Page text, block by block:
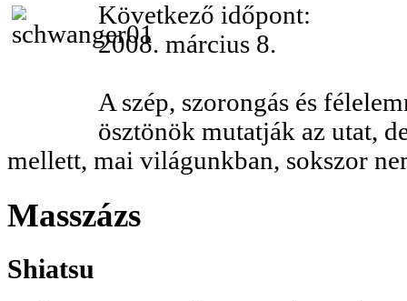
Következő időpont:
2008. március 8.
A szép, szorongás és
ösztönök mutatják az utat,
mellett, mai világunkban, sokszor
Masszázs
Shiatsu